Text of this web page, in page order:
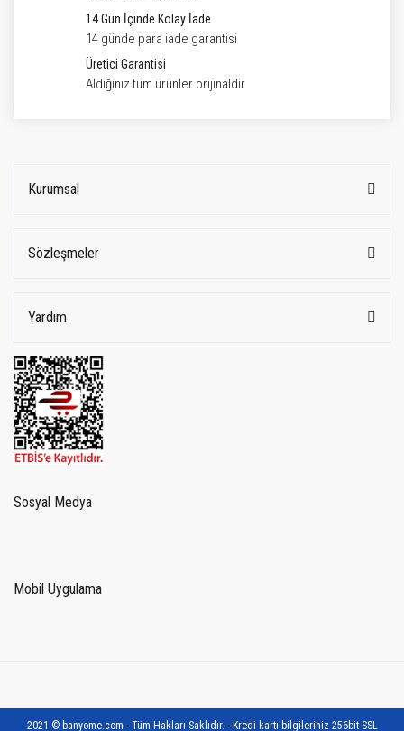
14 Gün İçinde Kolay İade
14 günde para iade garantisi
Üretici Garantisi
Aldığınız tüm ürünler orijinaldir
Kurumsal
Sözleşmeler
Yardım
Sosyal Medya
Mobil Uygulama
2021 © banyome.com - Tüm Hakları Saklıdır. - Kredi kartı bilgileriniz 256bit SSL